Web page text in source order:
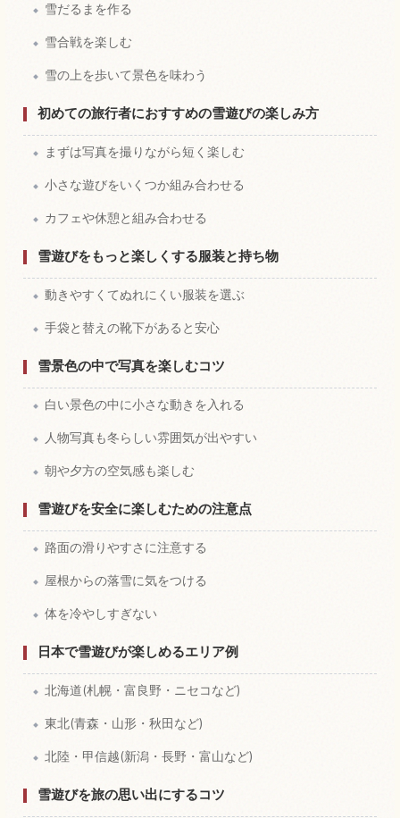
雪だるまを作る
雪合戦を楽しむ
雪の上を歩いて景色を味わう
初めての旅行者におすすめの雪遊びの楽しみ方
まずは写真を撮りながら短く楽しむ
小さな遊びをいくつか組み合わせる
カフェや休憩と組み合わせる
雪遊びをもっと楽しくする服装と持ち物
動きやすくてぬれにくい服装を選ぶ
手袋と替えの靴下があると安心
雪景色の中で写真を楽しむコツ
白い景色の中に小さな動きを入れる
人物写真も冬らしい雰囲気が出やすい
朝や夕方の空気感も楽しむ
雪遊びを安全に楽しむための注意点
路面の滑りやすさに注意する
屋根からの落雪に気をつける
体を冷やしすぎない
日本で雪遊びが楽しめるエリア例
北海道(札幌・富良野・ニセコなど)
東北(青森・山形・秋田など)
北陸・甲信越(新潟・長野・富山など)
雪遊びを旅の思い出にするコツ